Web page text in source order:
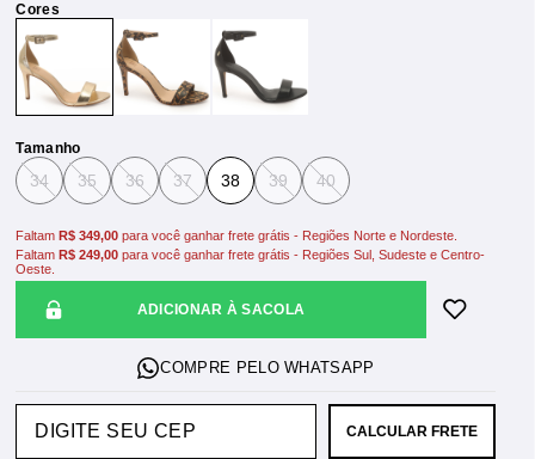
Tamanho
34 35 36 37 38 39 40
ADICIONAR À SACOLA
FaltamR$ 349,00 para você ganhar frete grátis - Regiões Norte e Nordeste.
FaltamR$ 249,00 para você ganhar frete grátis - Regiões Sul, Sudeste e Centro-
Oeste.
CALCULAR FRETE